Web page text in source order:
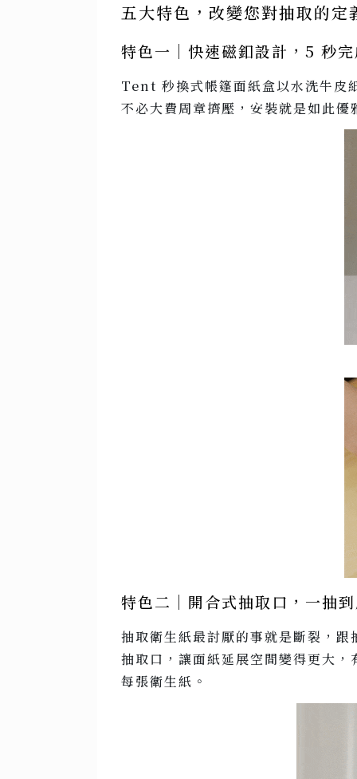
五大特色，改變您對抽取的定
特色一｜快速磁釦設計，5 秒
Tent 秒換式帳篷面紙盒以水洗牛皮
不必大費周章擠壓，安裝就是如此優
特色二｜開合式抽取口，一抽
抽取衛生紙最討厭的事就是斷裂，
抽取口，讓面紙延展空間變得更大
每張衛生紙。